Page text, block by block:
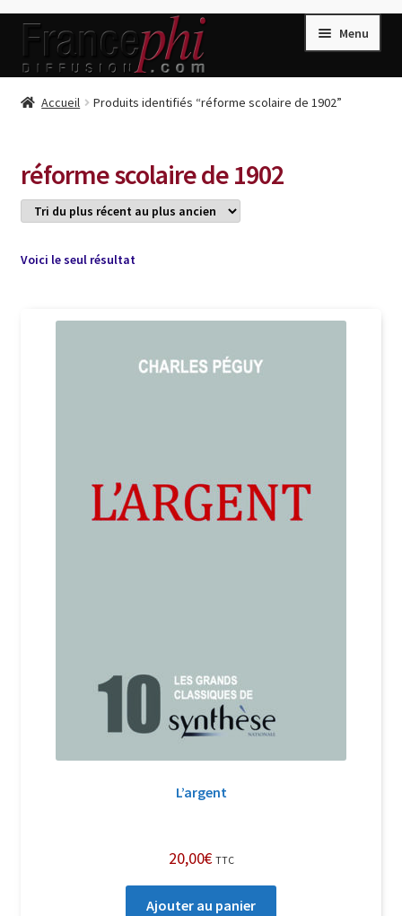
Aller
la
Aller
contenu
Menu
Accueil
Caisse
Conditions de Vente
Connection
Listes d’Envies
Livres de Peter Randa
Nous Contacter
Accueil Produits identifiés “réforme scolaire de 1902”
réforme scolaire de 1902
Voici le seul résultat
L’argent
20,00€ TTC
Ajouter au panier